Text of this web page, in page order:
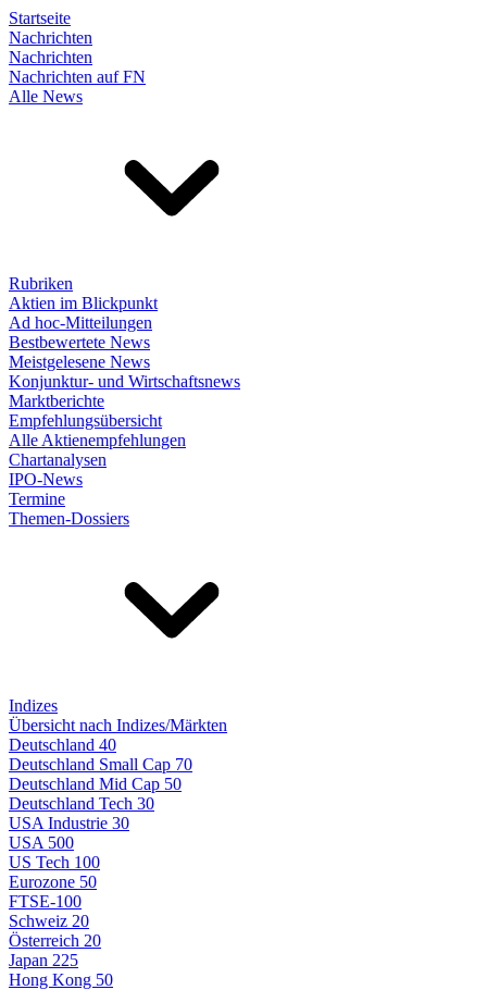
Startseite
Nachrichten
Nachrichten
Nachrichten auf FN
Alle News
Rubriken
Aktien im Blickpunkt
Ad hoc-Mitteilungen
Bestbewertete News
Meistgelesene News
Konjunktur- und Wirtschaftsnews
Marktberichte
Empfehlungsübersicht
Alle Aktienempfehlungen
Chartanalysen
IPO-News
Termine
Themen-Dossiers
Indizes
Übersicht nach Indizes/Märkten
Deutschland 40
Deutschland Small Cap 70
Deutschland Mid Cap 50
Deutschland Tech 30
USA Industrie 30
USA 500
US Tech 100
Eurozone 50
FTSE-100
Schweiz 20
Österreich 20
Japan 225
Hong Kong 50